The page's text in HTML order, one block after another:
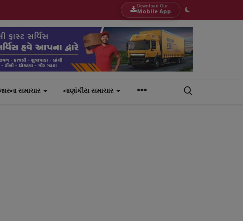
Download Our
Mobile App
સમાચાર નાણાંકીય સમાચાર